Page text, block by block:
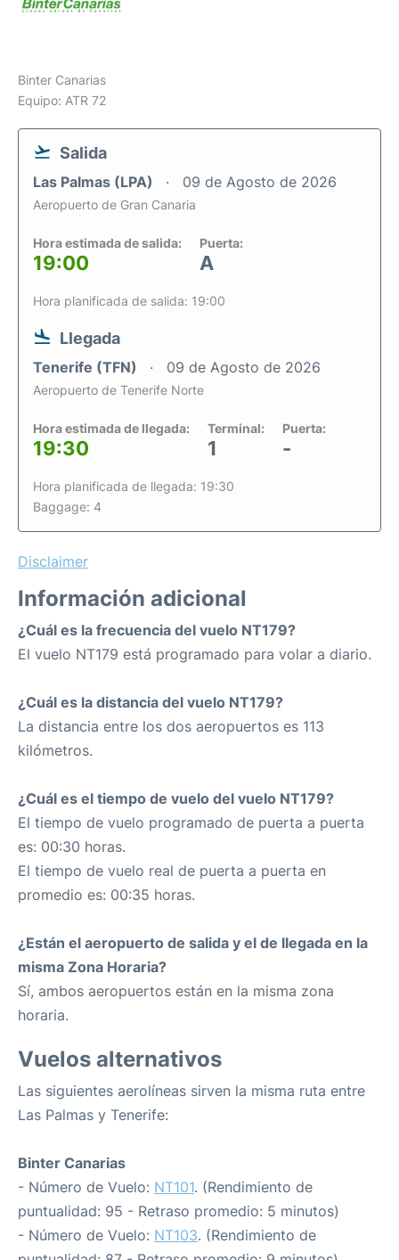
Binter Canarias
Equipo: ATR 72
Salida
Las Palmas (LPA) 09 de Agosto de 2026
Aeropuerto de Gran Canaria
Hora estimada de salida:
19:00
Puerta:
A
Hora planificada de salida: 19:00
Llegada
Tenerife (TFN) 09 de Agosto de 2026
Aeropuerto de Tenerife Norte
Hora estimada de llegada:
19:30
Terminal:
1
Puerta:
-
Hora planificada de llegada: 19:30
Baggage: 4
Disclaimer
Información adicional
¿Cuál es la frecuencia del vuelo NT179?
El vuelo NT179 está programado para volar a diario.
¿Cuál es la distancia del vuelo NT179?
La distancia entre los dos aeropuertos es 113
kilómetros.
¿Cuál es el tiempo de vuelo del vuelo NT179?
El tiempo de vuelo programado de puerta a puerta
es: 00:30 horas.
El tiempo de vuelo real de puerta a puerta en
promedio es: 00:35 horas.
¿Están el aeropuerto de salida y el de llegada en la
misma Zona Horaria?
Sí, ambos aeropuertos están en la misma zona
horaria.
Vuelos alternativos
Las siguientes aerolíneas sirven la misma ruta entre
Las Palmas y Tenerife:
Binter Canarias
- Número de Vuelo: NT101. (Rendimiento de
puntualidad: 95 - Retraso promedio: 5 minutos)
- Número de Vuelo: NT103. (Rendimiento de